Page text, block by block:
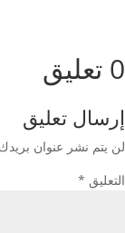
0 تعليق
إرسال تعليق
لن يتم نشر عنوان بريدك
التعليق *